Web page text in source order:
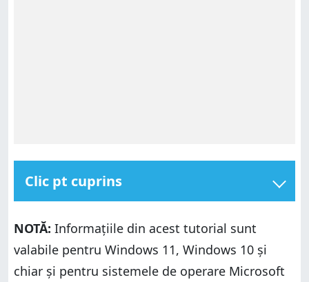
Clic pt cuprins
Cum accesezi folderul rădăcină în CMD
Cum accesezi un folder în CMD
Cum te întorci în Linia de comandă
NOTĂ: Informațiile din acest tutorial sunt
valabile pentru Windows 11, Windows 10 și
chiar și pentru sistemele de operare Microsoft